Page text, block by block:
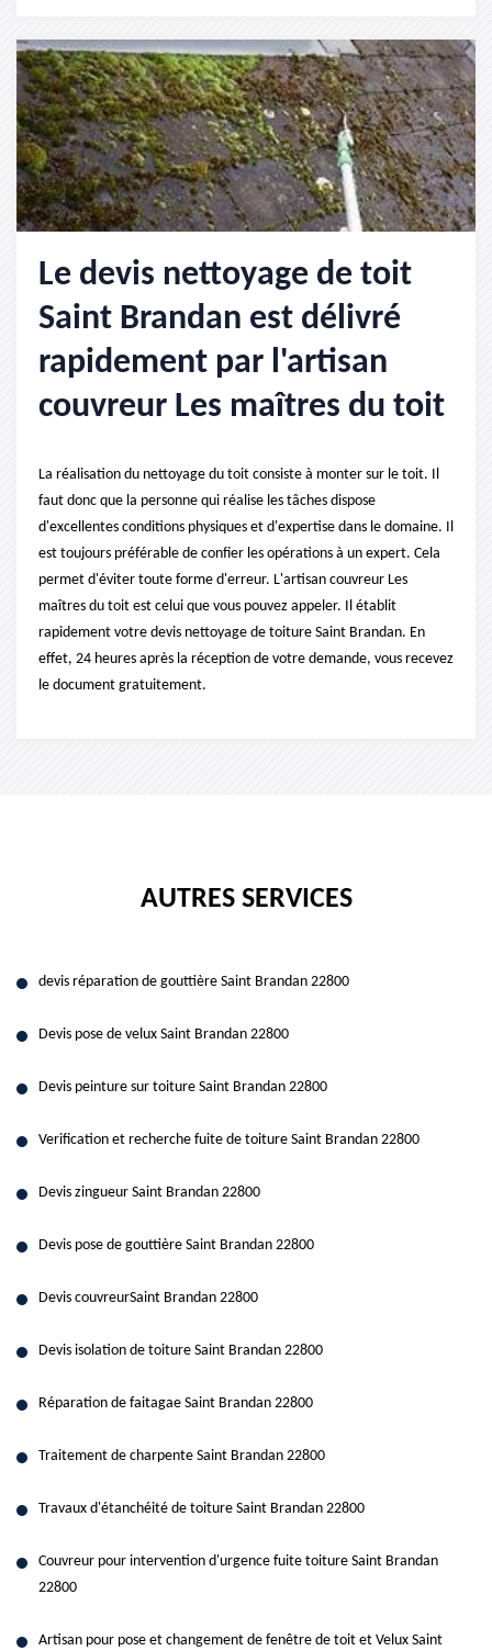
Le devis nettoyage de toit
Saint Brandan est délivré
rapidement par l'artisan
couvreur Les maîtres du toit
La réalisation du nettoyage du toit consiste à monter sur le toit. Il
faut donc que la personne qui réalise les tâches dispose
d'excellentes conditions physiques et d'expertise dans le domaine. Il
est toujours préférable de confier les opérations à un expert. Cela
permet d'éviter toute forme d'erreur. L'artisan couvreur Les
maîtres du toit est celui que vous pouvez appeler. Il établit
rapidement votre devis nettoyage de toiture Saint Brandan. En
effet, 24 heures après la réception de votre demande, vous recevez
le document gratuitement.
AUTRES SERVICES
devis réparation de gouttière Saint Brandan 22800
Devis pose de velux Saint Brandan 22800
Devis peinture sur toiture Saint Brandan 22800
Verification et recherche fuite de toiture Saint Brandan 22800
Devis zingueur Saint Brandan 22800
Devis pose de gouttière Saint Brandan 22800
Devis couvreurSaint Brandan 22800
Devis isolation de toiture Saint Brandan 22800
Réparation de faitagae Saint Brandan 22800
Traitement de charpente Saint Brandan 22800
Travaux d'étanchéité de toiture Saint Brandan 22800
Couvreur pour intervention d'urgence fuite toiture Saint Brandan
22800
Artisan pour pose et changement de fenêtre de toit et Velux Saint